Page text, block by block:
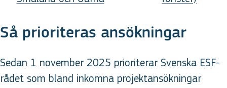
Så prioriteras ansökningar
Sedan 1 november 2025 prioriterar Svenska ESF-
rådet som bland inkomna projektansökningar